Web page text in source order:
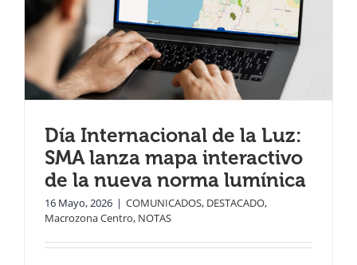
Día Internacional de la Luz:
SMA lanza mapa interactivo
de la nueva norma lumínica
16 Mayo, 2026 | COMUNICADOS, DESTACADO,
Macrozona Centro, NOTAS